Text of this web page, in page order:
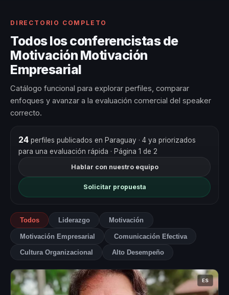
DIRECTORIO COMPLETO
Todos los conferencistas de
Motivación Motivación
Empresarial
Catálogo funcional para explorar perfiles, comparar
enfoques y avanzar a la evaluación comercial del speaker
correcto.
24perfiles publicados en Paraguay · 4 ya priorizados
para una evaluación rápida · Página 1 de 2
Hablar con nuestro equipo
Solicitar propuesta
Todos Liderazgo Motivación
Motivación Empresarial Comunicación Efectiva
Cultura Organizacional Alto Desempeño
ES